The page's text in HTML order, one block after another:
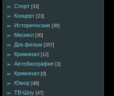
Спорт [33]
Концерт [23]
Исторические [30]
Мюзикл [30]
Док.фильм [207]
Криминал [12]
Автобиография [3]
Криминал [0]
Юмор [48]
ТВ-Шоу [47]